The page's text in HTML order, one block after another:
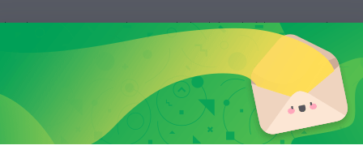
nakupovat Kontakty Obchodní podmínky Více
Hledat